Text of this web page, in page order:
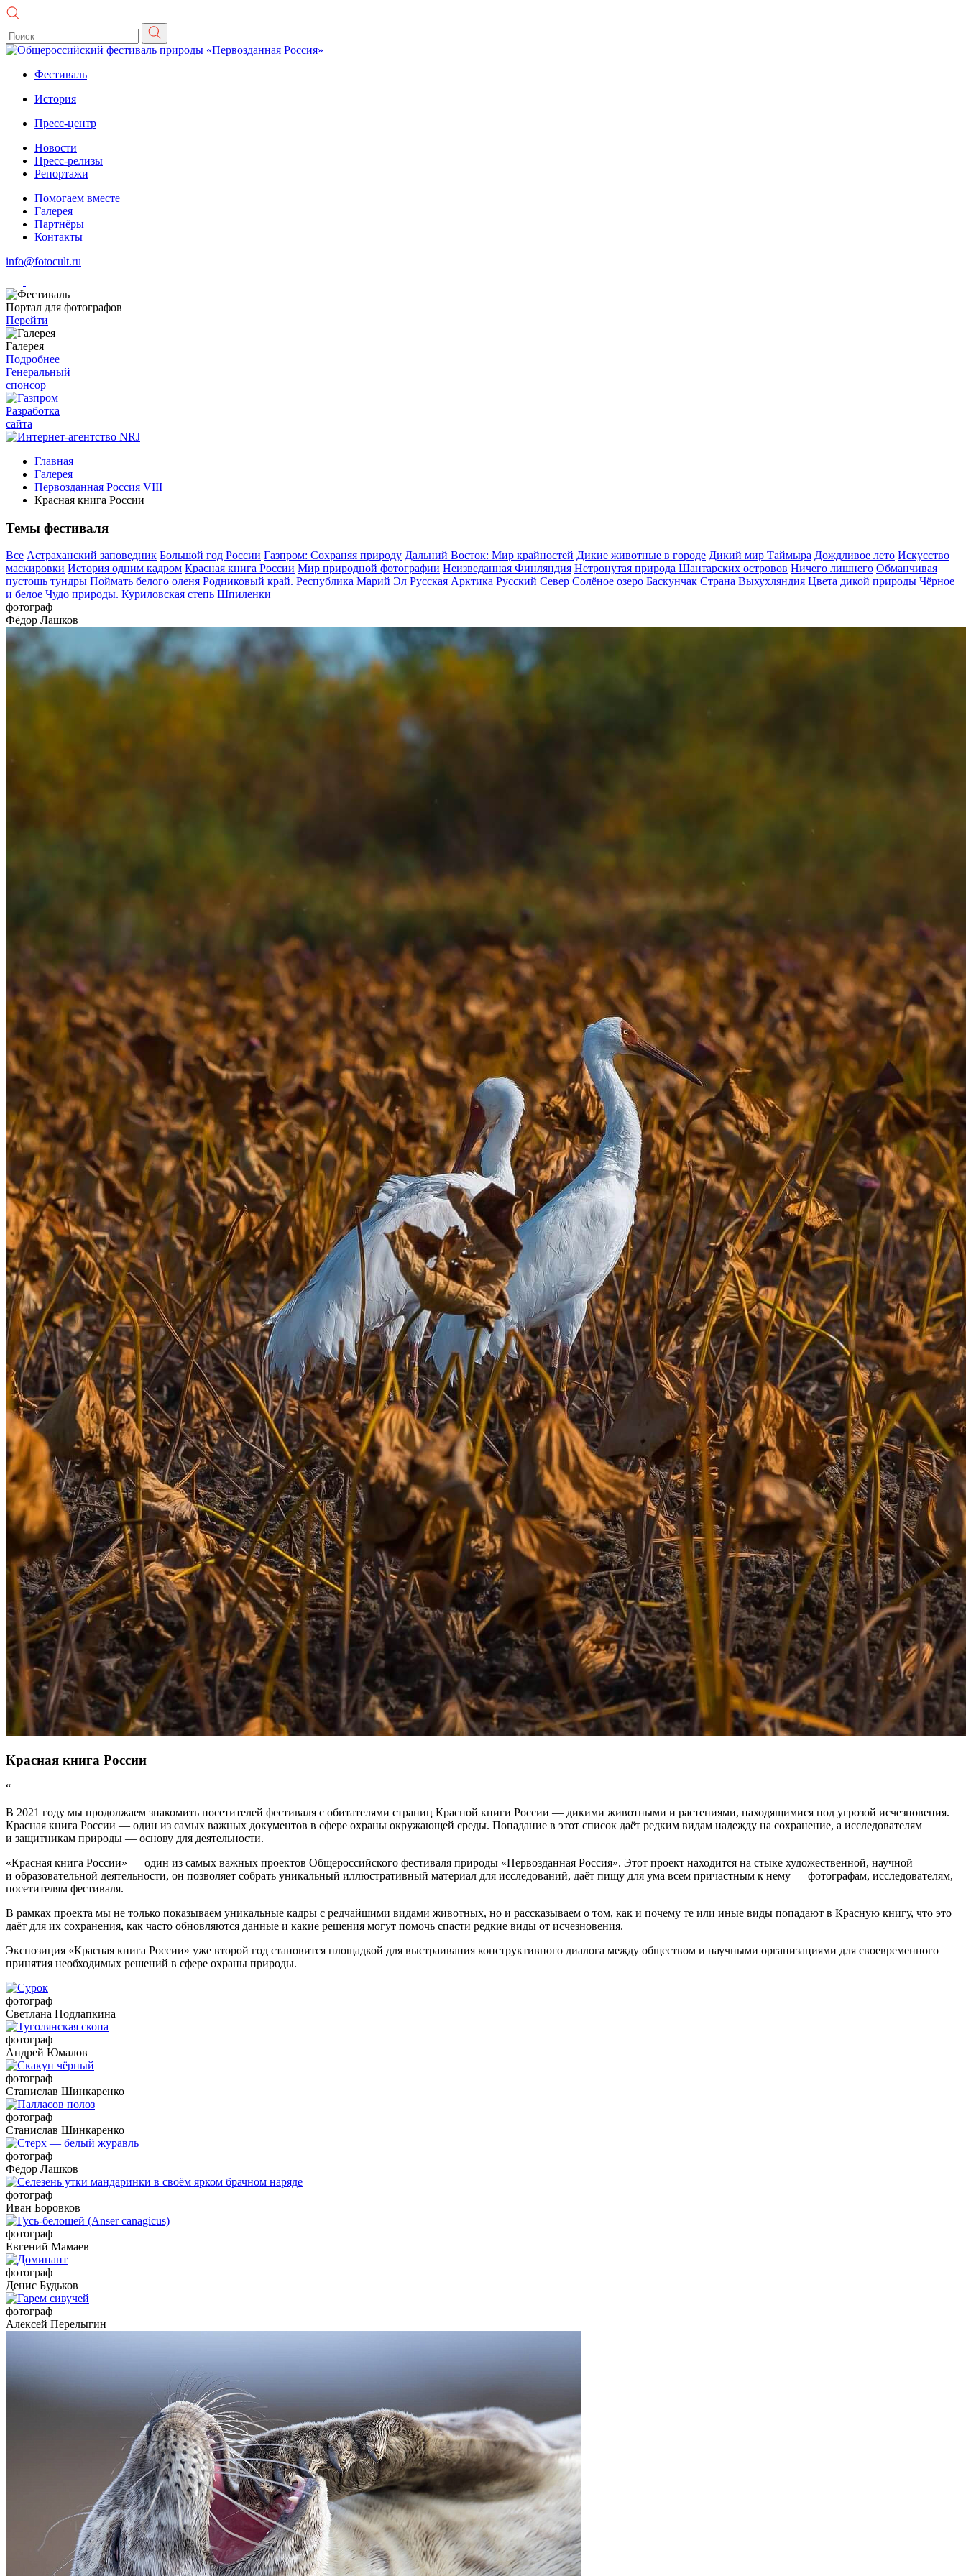
Фестиваль
История
Пресс-центр
Новости
Пресс-релизы
Репортажи
Помогаем вместе
Галерея
Партнёры
Контакты
info@fotocult.ru
Портал для фотографов
Перейти
Галерея
Подробнее
Генеральный
спонсор
Разработка
сайта
Главная
Галерея
Первозданная Россия VIII
Красная книга России
Темы фестиваля
Все Астраханский заповедник Большой год России Газпром: Сохраняя природу Дальний Восток: Мир крайностей Дикие животные в городе Дикий мир Таймыра Дождливое лето Искусство
маскировки История одним кадром Красная книга России Мир природной фотографии Неизведанная Финляндия Нетронутая природа Шантарских островов Ничего лишнего Обманчивая
пустошь тундры Поймать белого оленя Родниковый край. Республика Марий Эл Русская Арктика Русский Север Солёное озеро Баскунчак Страна Выхухляндия Цвета дикой природы Чёрное
и белое Чудо природы. Куриловская степь Шпиленки
фотограф
Фёдор Лашков
Красная книга России
“
В 2021 году мы продолжаем знакомить посетителей фестиваля с обитателями страниц Красной книги России — дикими животными и растениями, находящимися под угрозой исчезновения.
Красная книга России — один из самых важных документов в сфере охраны окружающей среды. Попадание в этот список даёт редким видам надежду на сохранение, а исследователям
и защитникам природы — основу для деятельности.
«Красная книга России» — один из самых важных проектов Общероссийского фестиваля природы «Первозданная Россия». Этот проект находится на стыке художественной, научной
и образовательной деятельности, он позволяет собрать уникальный иллюстративный материал для исследований, даёт пищу для ума всем причастным к нему — фотографам, исследователям,
посетителям фестиваля.
В рамках проекта мы не только показываем уникальные кадры с редчайшими видами животных, но и рассказываем о том, как и почему те или иные виды попадают в Красную книгу, что это
даёт для их сохранения, как часто обновляются данные и какие решения могут помочь спасти редкие виды от исчезновения.
Экспозиция «Красная книга России» уже второй год становится площадкой для выстраивания конструктивного диалога между обществом и научными организациями для своевременного
принятия необходимых решений в сфере охраны природы.
фотограф
Светлана Подлапкина
фотограф
Андрей Юмалов
фотограф
Станислав Шинкаренко
фотограф
Станислав Шинкаренко
фотограф
Фёдор Лашков
фотограф
Иван Боровков
фотограф
Евгений Мамаев
фотограф
Денис Будьков
фотограф
Алексей Перелыгин